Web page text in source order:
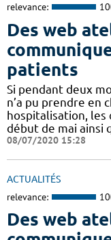
relevance:
Des web
patients
Si pendant deux
n’a pu prendre en
hospitalisation, les
début de mai ainsi
08/07/2020 15:28
ACTUALITÉS
relevance:
Des web